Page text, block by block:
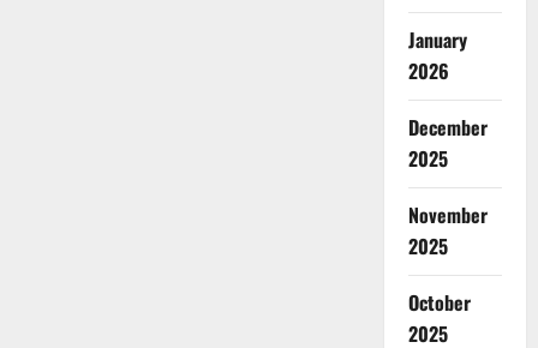
January
2026
December
2025
November
2025
October
2025